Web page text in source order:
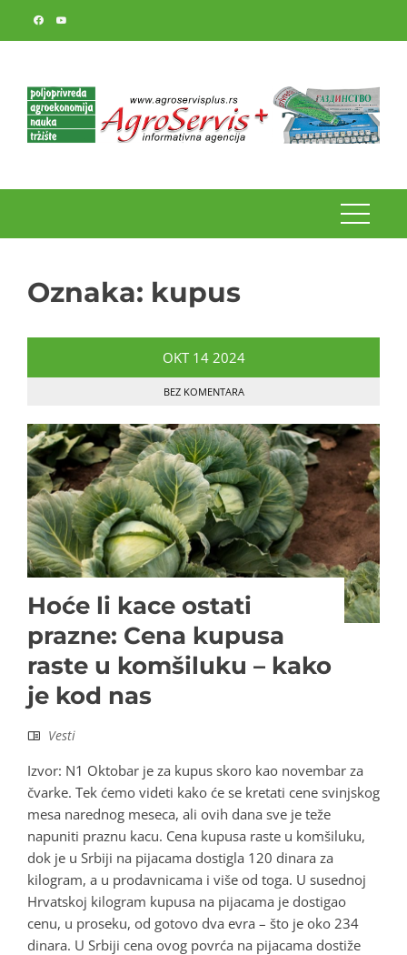
Oznaka: kupus
OKT 14 2024
BEZ KOMENTARA
Hoće li kace ostati
prazne: Cena kupusa
raste u komšiluku – kako
je kod nas
Vesti
Izvor: N1 Oktobar je za kupus skoro kao novembar za
čvarke. Tek ćemo videti kako će se kretati cene svinjskog
mesa narednog meseca, ali ovih dana sve je teže
napuniti praznu kacu. Cena kupusa raste u komšiluku,
dok je u Srbiji na pijacama dostigla 120 dinara za
kilogram, a u prodavnicama i više od toga. U susednoj
Hrvatskoj kilogram kupusa na pijacama je dostigao
cenu, u proseku, od gotovo dva evra – što je oko 234
dinara. U Srbiji cena ovog povrća na pijacama dostiže